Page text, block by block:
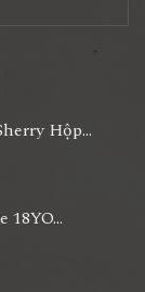
Hộp...